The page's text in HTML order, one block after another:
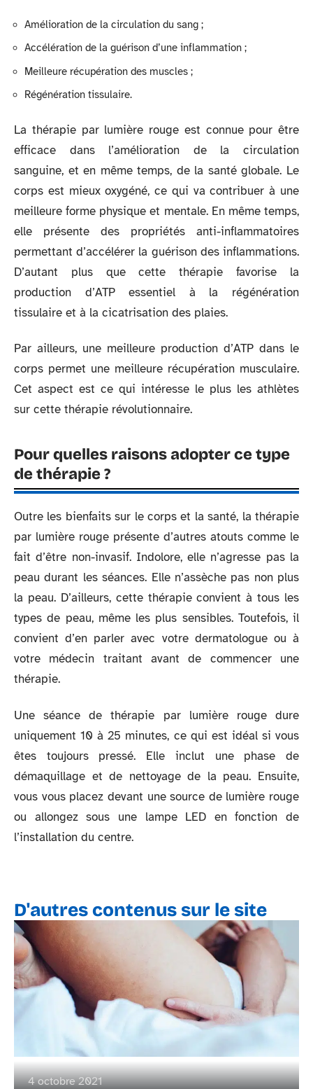
Amélioration de la circulation du sang ;
Accélération de la guérison d’une inflammation ;
Meilleure récupération des muscles ;
Régénération tissulaire.
La thérapie par lumière rouge est connue pour être
efficace dans l’amélioration de la circulation
sanguine, et en même temps, de la santé globale. Le
corps est mieux oxygéné, ce qui va contribuer à une
meilleure forme physique et mentale. En même temps,
elle présente des propriétés anti-inflammatoires
permettant d’accélérer la guérison des inflammations.
D’autant plus que cette thérapie favorise la
production d’ATP essentiel à la régénération
tissulaire et à la cicatrisation des plaies.
Par ailleurs, une meilleure production d’ATP dans le
corps permet une meilleure récupération musculaire.
Cet aspect est ce qui intéresse le plus les athlètes
sur cette thérapie révolutionnaire.
Pour quelles raisons adopter ce type
de thérapie ?
Outre les bienfaits sur le corps et la santé, la thérapie
par lumière rouge présente d’autres atouts comme le
fait d’être non-invasif. Indolore, elle n’agresse pas la
peau durant les séances. Elle n’assèche pas non plus
la peau. D’ailleurs, cette thérapie convient à tous les
types de peau, même les plus sensibles. Toutefois, il
convient d’en parler avec votre dermatologue ou à
votre médecin traitant avant de commencer une
thérapie.
Une séance de thérapie par lumière rouge dure
uniquement 10 à 25 minutes, ce qui est idéal si vous
êtes toujours pressé. Elle inclut une phase de
démaquillage et de nettoyage de la peau. Ensuite,
vous vous placez devant une source de lumière rouge
ou allongez sous une lampe LED en fonction de
l’installation du centre.
D'autres contenus sur le site
4 octobre 2021